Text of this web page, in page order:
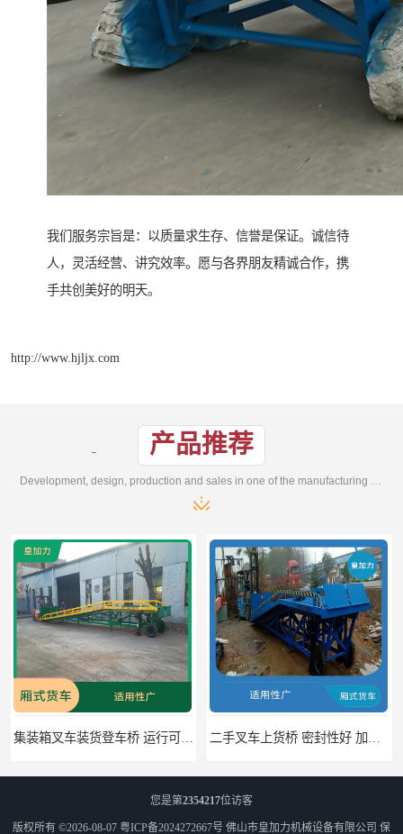
我们服务宗旨是：以质量求生存、信誉是保证。诚信待
人，灵活经营、讲究效率。愿与各界朋友精诚合作，携
手共创美好的明天。
http://www.hjljx.com
产品推荐
二手叉车上货桥 密封性好 加快物料流通速度
您是第2354217位访客
版权所有 ©2026-08-07 粤ICP备2024272667号 佛山市皇加力机械设备有限公司 保